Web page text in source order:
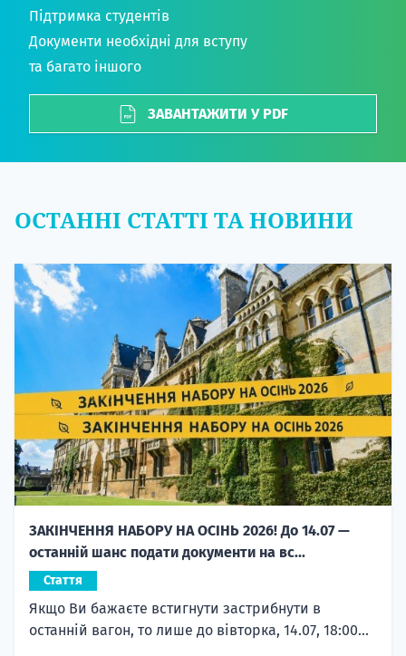
Підтримка студентів
Документи необхідні для вступу
та багато іншого
ЗАВАНТАЖИТИ У PDF
ОСТАННІ СТАТТІ ТА НОВИНИ
ЗАКІНЧЕННЯ НАБОРУ НА ОСІНЬ 2026! До 14.07 —
останній шанс подати документи на вс...
Стаття
Якщо Ви бажаєте встигнути застрибнути в
останній вагон, то лише до вівторка, 14.07, 18:00...